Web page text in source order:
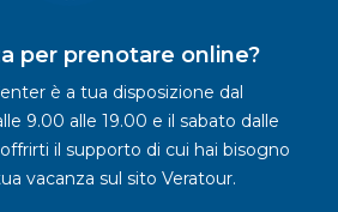
per prenotare online?
è a tua disposizione dal
9.00 alle 19.00 e il sabato dalle
il supporto di cui hai bisogno
vacanza sul sito Veratour.